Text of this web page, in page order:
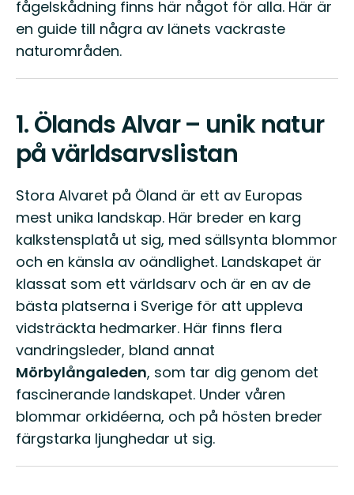
fågelskådning finns här något för alla. Här är
en guide till några av länets vackraste
naturområden.
1.Ölands Alvar – unik natur
på världsarvslistan
Stora Alvaret på Öland är ett av Europas
mest unika landskap. Här breder en karg
kalkstensplatå ut sig, med sällsynta blommor
och en känsla av oändlighet. Landskapet är
klassat som ett världsarv och är en av de
bästa platserna i Sverige för att uppleva
vidsträckta hedmarker. Här finns flera
vandringsleder, bland annat
Mörbylångaleden, som tar dig genom det
fascinerande landskapet. Under våren
blommar orkidéerna, och på hösten breder
färgstarka ljunghedar ut sig.